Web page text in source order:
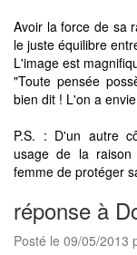
Avoir la force de sa
le juste équilibre
L'image est
"Toute pensée
bien dit ! L'on a
P.S. : D'un autre
usage de la
femme de protéger
réponse à
Posté le 09/05/2013